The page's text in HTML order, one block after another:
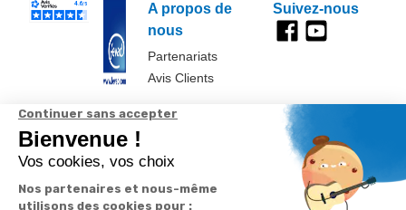
A propos de
nous
Partenariats
Avis Clients
Suivez-nous
Données
personnelles et
cookies
Paramétrer
les cookies
Conditions
générales de